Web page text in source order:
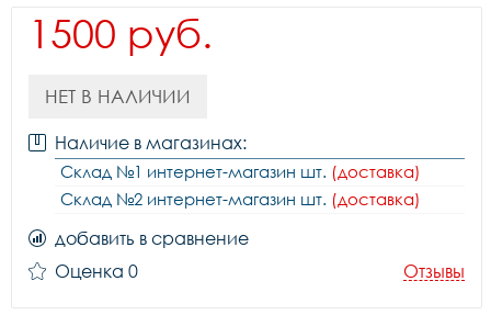
1500 руб.
НЕТ В НАЛИЧИИ
Наличие в магазинах:
Склад №1 интернет-магазин шт. (доставка)
Склад №2 интернет-магазин шт. (доставка)
добавить в сравнение
Оценка 0
Отзывы